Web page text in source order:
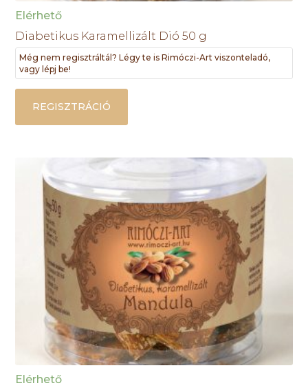
Elérhető
Diabetikus Karamellizált Dió 50 g
Még nem regisztráltál? Légy te is Rimóczi-Art viszonteladó,
vagy lépj be!
REGISZTRÁCIÓ
Elérhető